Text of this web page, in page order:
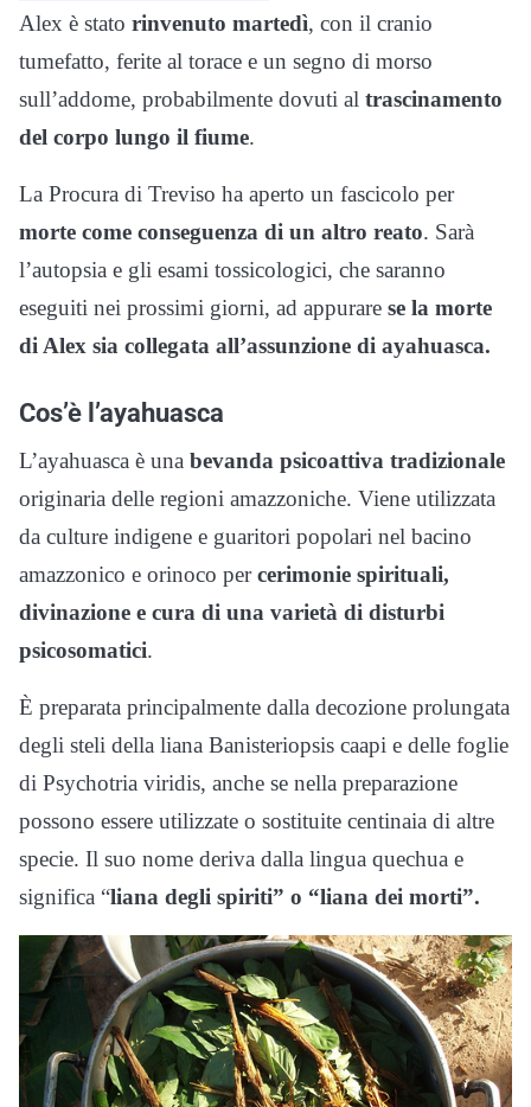
Alex è stato rinvenuto martedì, con il cranio
tumefatto, ferite al torace e un segno di morso
sull’addome, probabilmente dovuti al trascinamento
del corpo lungo il fiume.
La Procura di Treviso ha aperto un fascicolo per
morte come conseguenza di un altro reato. Sarà
l’autopsia e gli esami tossicologici, che saranno
eseguiti nei prossimi giorni, ad appurare se la morte
di Alex sia collegata all’assunzione di ayahuasca.
Cos’è l’ayahuasca
L’ayahuasca è una bevanda psicoattiva tradizionale
originaria delle regioni amazzoniche. Viene utilizzata
da culture indigene e guaritori popolari nel bacino
amazzonico e orinoco percerimonie spirituali,
divinazione e cura di una varietà di disturbi
psicosomatici.
È preparata principalmente dalla decozione prolungata
degli steli della liana Banisteriopsis caapi e delle foglie
di Psychotria viridis, anche se nella preparazione
possono essere utilizzate o sostituite centinaia di altre
specie. Il suo nome deriva dalla lingua quechua e
significa “liana degli spiriti” o “liana dei morti”.